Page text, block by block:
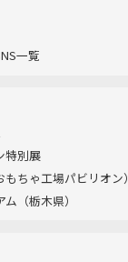
一覧
特別展
ちゃ工場パビリオン）​
（栃木県）